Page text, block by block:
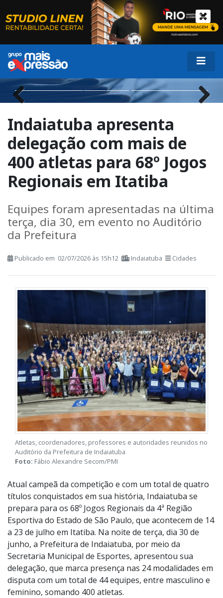
Previous
Indaiatuba apresenta
delegação com mais de
400 atletas para 68º Jogos
Regionais em Itatiba
Equipes foram apresentadas na última
Indaiatuba
Atletas, coordenadores, professores e autoridades reunidos no
Auditório da Prefeitura de Indaiatuba
Foto:Fábio Alexandre Secom/PMI
Atual campeã da competição e com um total de quatro
títulos conquistados em sua história, Indaiatuba se
prepara para os 68º Jogos Regionais da 4ª Região
Esportiva do Estado de São Paulo, que acontecem de 14
a 23 de julho em Itatiba. Na noite de terça, dia 30 de
junho, a Prefeitura de Indaiatuba, por meio da